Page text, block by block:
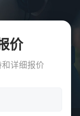
价
详细报价